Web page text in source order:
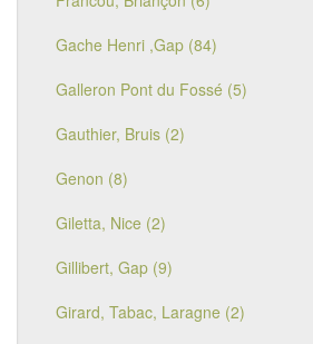
Gache Henri ,Gap (84)
Galleron Pont du Fossé (5)
Gauthier, Bruis (2)
Genon (8)
Giletta, Nice (2)
Gillibert, Gap (9)
Girard, Tabac, Laragne (2)